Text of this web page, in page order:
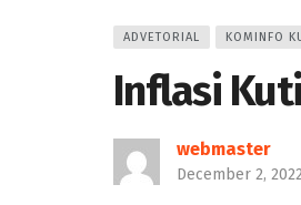
ADVETORIAL KOMINFO
Inflasi
webmaster
December 2,